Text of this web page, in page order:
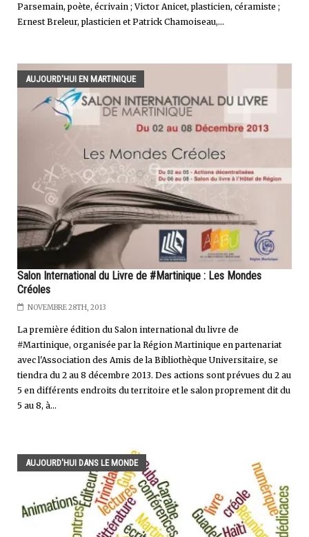
Parsemain, poète, écrivain ; Victor Anicet, plasticien, céramiste ;
Ernest Breleur, plasticien et Patrick Chamoiseau,...
AUJOURD'HUI EN MARTINIQUE
Salon International du Livre de #Martinique : Les Mondes
Créoles
NOVEMBRE 28TH, 2013
La première édition du Salon international du livre de
#Martinique, organisée par la Région Martinique en partenariat
avec l'Association des Amis de la Bibliothèque Universitaire, se
tiendra du 2 au 8 décembre 2013. Des actions sont prévues du 2 au
5 en différents endroits du territoire et le salon proprement dit du
5 au 8, à...
AUJOURD'HUI DANS LE MONDE